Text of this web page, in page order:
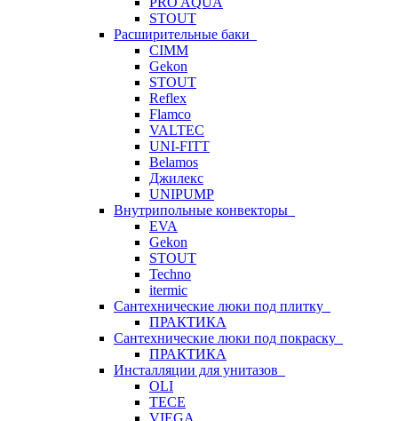
STOUT
Расширительные баки
CIMM
Gekon
STOUT
Reflex
Flamco
VALTEC
UNI-FITT
Belamos
Джилекс
UNIPUMP
Внутрипольные конвекторы
EVA
Gekon
STOUT
Techno
itermic
Сантехнические люки под плитку
ПРАКТИКА
Сантехнические люки под покраску
ПРАКТИКА
Инсталляции для унитазов
OLI
TECE
VIEGA